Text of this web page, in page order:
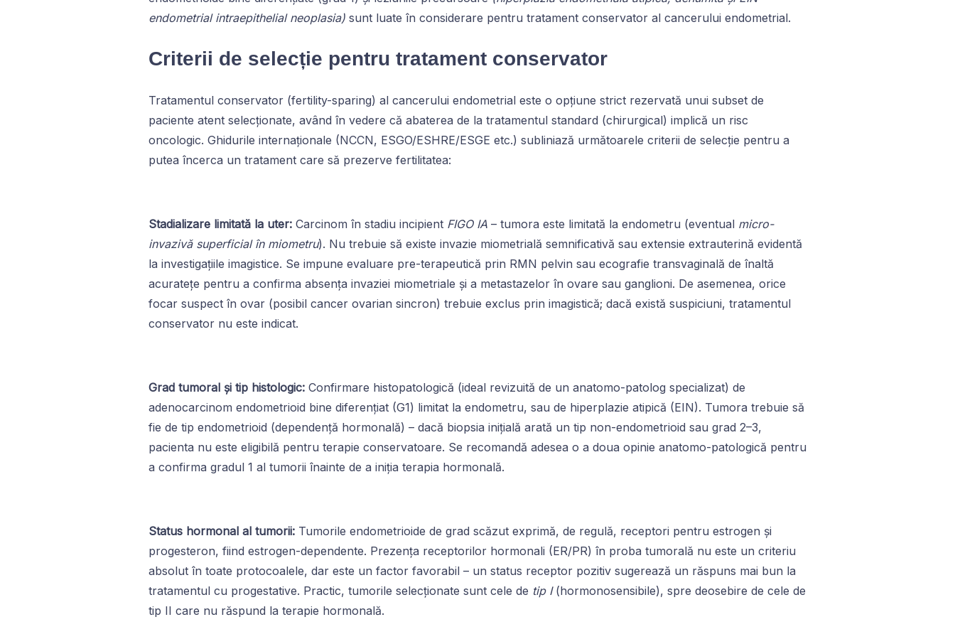
endometrial intraepithelial neoplasia)sunt luate în considerare pentru tratament conservator al cancerului endometrial.
Criterii de selecție pentru tratament conservator
Tratamentul conservator (fertility-sparing) al cancerului endometrial este o opțiune strict rezervată unui subset de
paciente atent selecționate, având în vedere că abaterea de la tratamentul standard (chirurgical) implică un risc
oncologic. Ghidurile internaționale (NCCN, ESGO/ESHRE/ESGE etc.) subliniază următoarele criterii de selecție pentru a
putea încerca un tratament care să prezerve fertilitatea:
Stadializare limitată la uter: Carcinom în stadiu incipient FIGO IA– tumora este limitată la endometru (eventual micro-
invazivă superficial în miometru). Nu trebuie să existe invazie miometrială semnificativă sau extensie extrauterină evidentă
la investigațiile imagistice. Se impune evaluare pre-terapeutică prin RMN pelvin sau ecografie transvaginală de înaltă
acuratețe pentru a confirma absența invaziei miometriale și a metastazelor în ovare sau ganglioni. De asemenea, orice
focar suspect în ovar (posibil cancer ovarian sincron) trebuie exclus prin imagistică; dacă există suspiciuni, tratamentul
conservator nu este indicat.
Grad tumoral și tip histologic:Confirmare histopatologică (ideal revizuită de un anatomo-patolog specializat) de
adenocarcinom endometrioid bine diferențiat (G1) limitat la endometru, sau de hiperplazie atipică (EIN). Tumora trebuie să
fie de tip endometrioid (dependență hormonală) – dacă biopsia inițială arată un tip non-endometrioid sau grad 2–3,
pacienta nu este eligibilă pentru terapie conservatoare. Se recomandă adesea o a doua opinie anatomo-patologică pentru
a confirma gradul 1 al tumorii înainte de a iniția terapia hormonală.
Status hormonal al tumorii:Tumorile endometrioide de grad scăzut exprimă, de regulă, receptori pentru estrogen și
progesteron, fiind estrogen-dependente. Prezența receptorilor hormonali (ER/PR) în proba tumorală nu este un criteriu
absolut în toate protocoalele, dar este un factor favorabil – un status receptor pozitiv sugerează un răspuns mai bun la
tratamentul cu progestative. Practic, tumorile selecționate sunt cele de tip I(hormonosensibile), spre deosebire de cele de
tip II care nu răspund la terapie hormonală.